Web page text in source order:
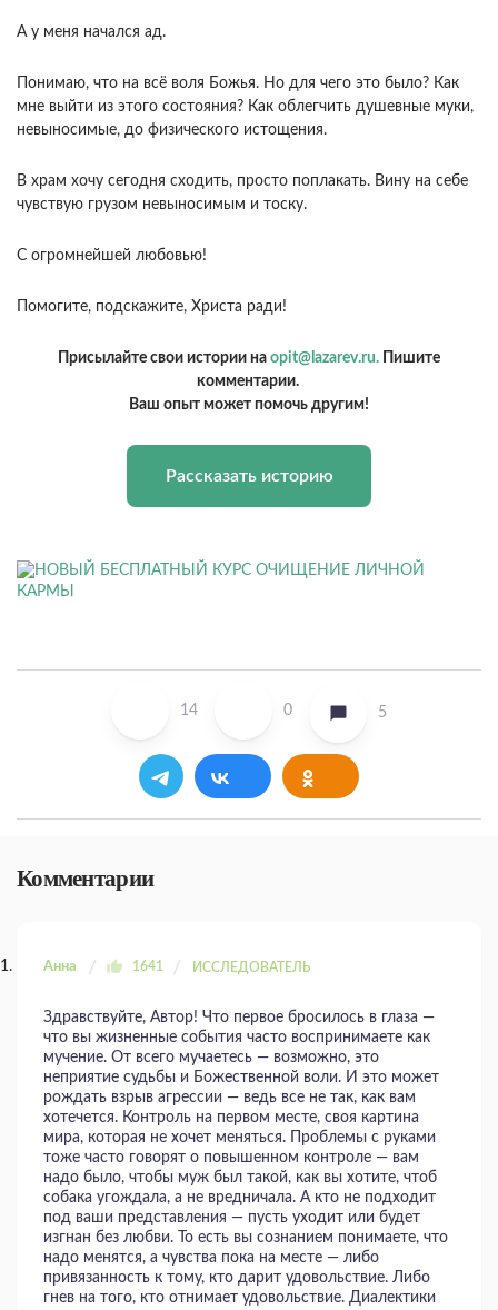
А у меня начался ад.
Понимаю, что на всё воля Божья. Но для чего это было? Как
мне выйти из этого состояния? Как облегчить душевные муки,
невыносимые, до физического истощения.
В храм хочу сегодня сходить, просто поплакать. Вину на себе
чувствую грузом невыносимым и тоску.
С огромнейшей любовью!
Помогите, подскажите, Христа ради!
Присылайте свои истории на opit@lazarev.ru. Пишите
комментарии.
Ваш опыт может помочь другим!
Рассказать историю
14 0 5
Комментарии
Анна 1641 ИССЛЕДОВАТЕЛЬ
Здравствуйте, Автор! Что первое бросилось в глаза —
что вы жизненные события часто воспринимаете как
мучение. От всего мучаетесь — возможно, это
неприятие судьбы и Божественной воли. И это может
рождать взрыв агрессии — ведь все не так, как вам
хотечется. Контроль на первом месте, своя картина
мира, которая не хочет меняться. Проблемы с руками
тоже часто говорят о повышенном контроле — вам
надо было, чтобы муж был такой, как вы хотите, чтоб
собака угождала, а не вредничала. А кто не подходит
под ваши представления — пусть уходит или будет
изгнан без любви. То есть вы сознанием понимаете, что
надо менятся, а чувства пока на месте — либо
привязанность к тому, кто дарит удовольствие. Либо
гнев на того, кто отнимает удовольствие. Диалектики